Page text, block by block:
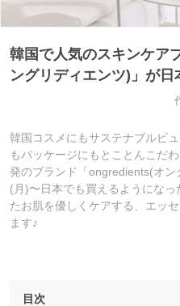
韓国で人気のスキンケア
ングリディエンツ)」が日
韓国コスメにもサステナブルビ
もパッケージにもとことんこだ
発のブランド「ongredients(オ
(月)〜日本でも買えるようにな
たお肌を優しくケアする、エッ
ます♪
目次